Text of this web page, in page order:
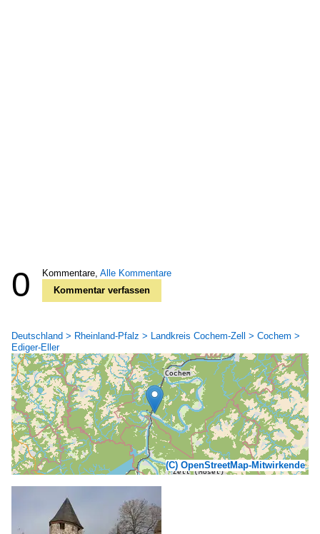
0 Kommentare, Alle Kommentare
Kommentar verfassen
Deutschland > Rheinland-Pfalz > Landkreis Cochem-Zell > Cochem >
Ediger-Eller
(C) OpenStreetMap-Mitwirkende